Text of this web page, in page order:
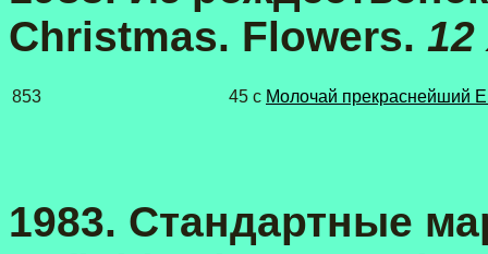
Christmas. Flowers.
853 45 с Молочай прекраснейший
1983. Стандартные